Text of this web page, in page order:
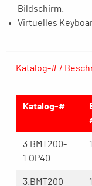
Bildschirm.
Virtuelles
Katalog-# /
Katalog-#
3.BMT200-
1.OP40
3.BMT200-